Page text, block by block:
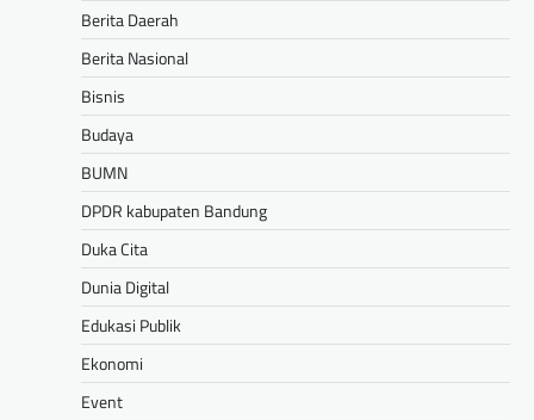
Berita Daerah
Berita Nasional
Bisnis
Budaya
BUMN
DPDR kabupaten Bandung
Duka Cita
Dunia Digital
Edukasi Publik
Ekonomi
Event